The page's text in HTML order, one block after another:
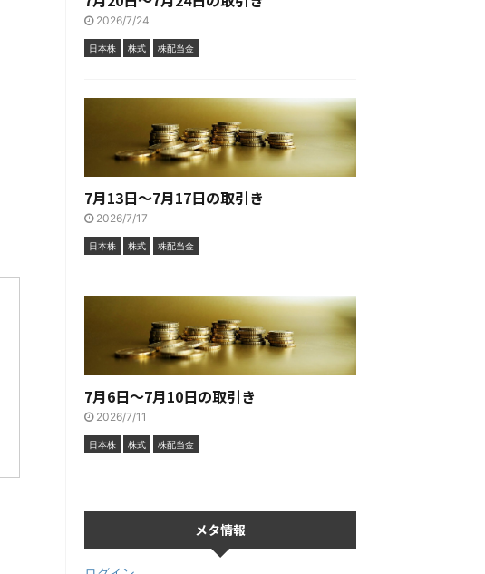
2026/7/24
日本株 株式 株配当金
7月13日～7月17日の取引き
2026/7/17
日本株 株式 株配当金
7月6日～7月10日の取引き
2026/7/11
日本株 株式 株配当金
メタ情報